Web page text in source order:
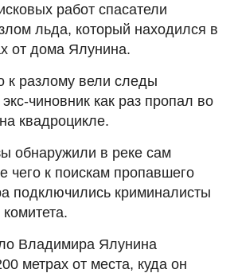
работ спасатели
льда, который находился в
от дома Ялунина.
к разлому вели следы
чиновник как раз пропал во
квадроцикле.
обнаружили в реке сам
чего к поискам пропавшего
подключились криминалисты
Владимира Ялунина
метрах от места, куда он